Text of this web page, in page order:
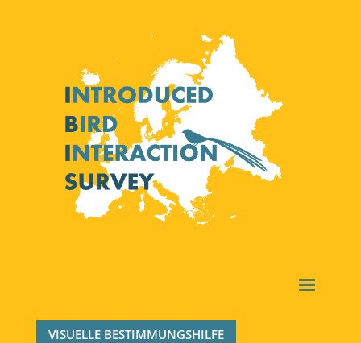
VISUELLE BESTIMMUNGSHILFE